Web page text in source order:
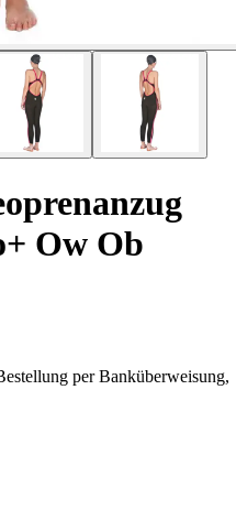
Ow Ob
per Banküberweisung,